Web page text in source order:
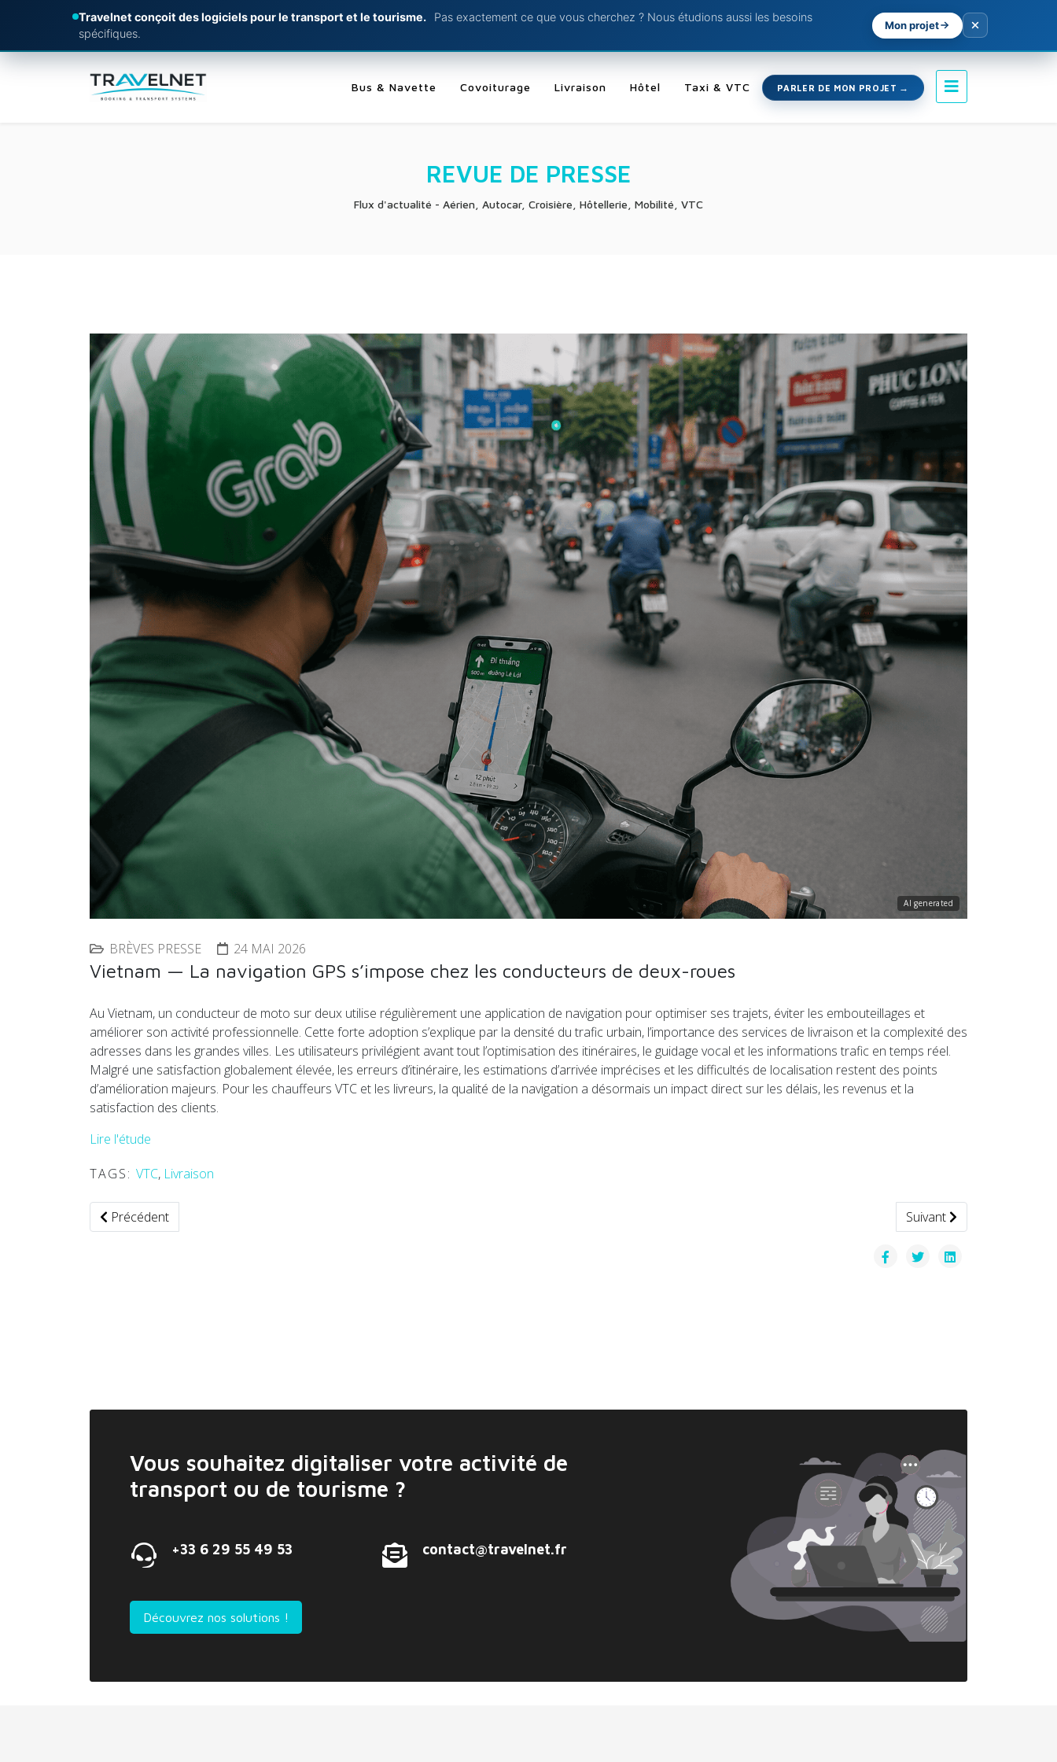
Travelnet conçoit des logiciels pour le transport et le tourisme.
Pas exactement ce que vous cherchez ? Nous étudions aussi les besoins
spécifiques.
Mon projet
Bus & Navette Covoiturage Livraison Hôtel Taxi & VTC PARLER DE MON PROJET
REVUE DE PRESSE
Flux d'actualité - Aérien, Autocar, Croisière, Hôtellerie, Mobilité, VTC
AI generated
BRÈVES PRESSE 24 MAI 2026
Vietnam — La navigation GPS s’impose chez les conducteurs de deux-roues
Au Vietnam, un conducteur de moto sur deux utilise régulièrement une application de navigation pour optimiser ses trajets, éviter les embouteillages et
améliorer son activité professionnelle. Cette forte adoption s’explique par la densité du trafic urbain, l’importance des services de livraison et la complexité des
adresses dans les grandes villes. Les utilisateurs privilégient avant tout l’optimisation des itinéraires, le guidage vocal et les informations trafic en temps réel.
Malgré une satisfaction globalement élevée, les erreurs d’itinéraire, les estimations d’arrivée imprécises et les difficultés de localisation restent des points
d’amélioration majeurs. Pour les chauffeurs VTC et les livreurs, la qualité de la navigation a désormais un impact direct sur les délais, les revenus et la
satisfaction des clients.
Lire l'étude
TAGS: VTC, Livraison
Article précédent : France — GLS rachète le réseau Relais Colis pour accélérer la livraison en points relais
Précédent Article suivant : France —
Suivant
Vous souhaitez digitaliser votre activité de
transport ou de tourisme ?
+33 6 29 55 49 53 contact@travelnet.fr
Découvrez nos solutions !